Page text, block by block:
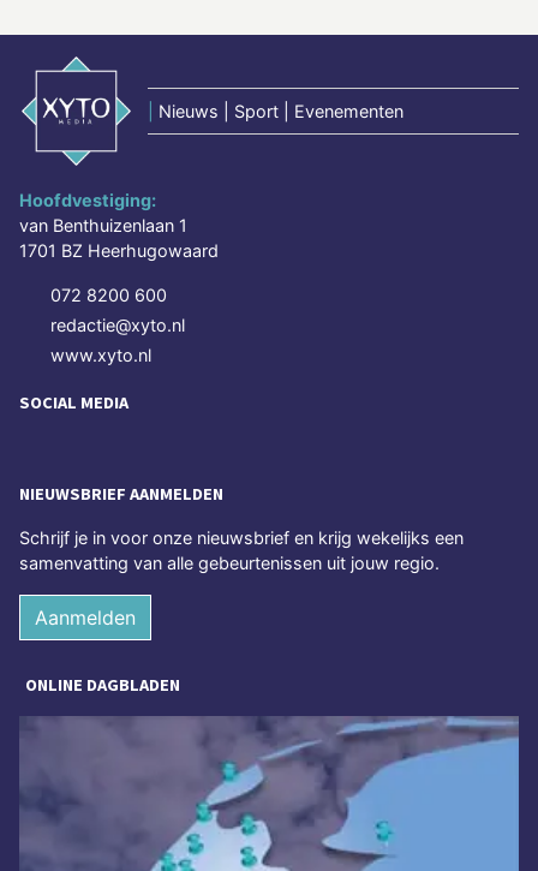
Nieuws | Sport | Evenementen
Hoofdvestiging:
van Benthuizenlaan 1
1701 BZ Heerhugowaard
072 8200 600
redactie@xyto.nl
www.xyto.nl
SOCIAL MEDIA
NIEUWSBRIEF AANMELDEN
Schrijf je in voor onze nieuwsbrief en krijg wekelijks een
samenvatting van alle gebeurtenissen uit jouw regio.
Aanmelden
ONLINE DAGBLADEN